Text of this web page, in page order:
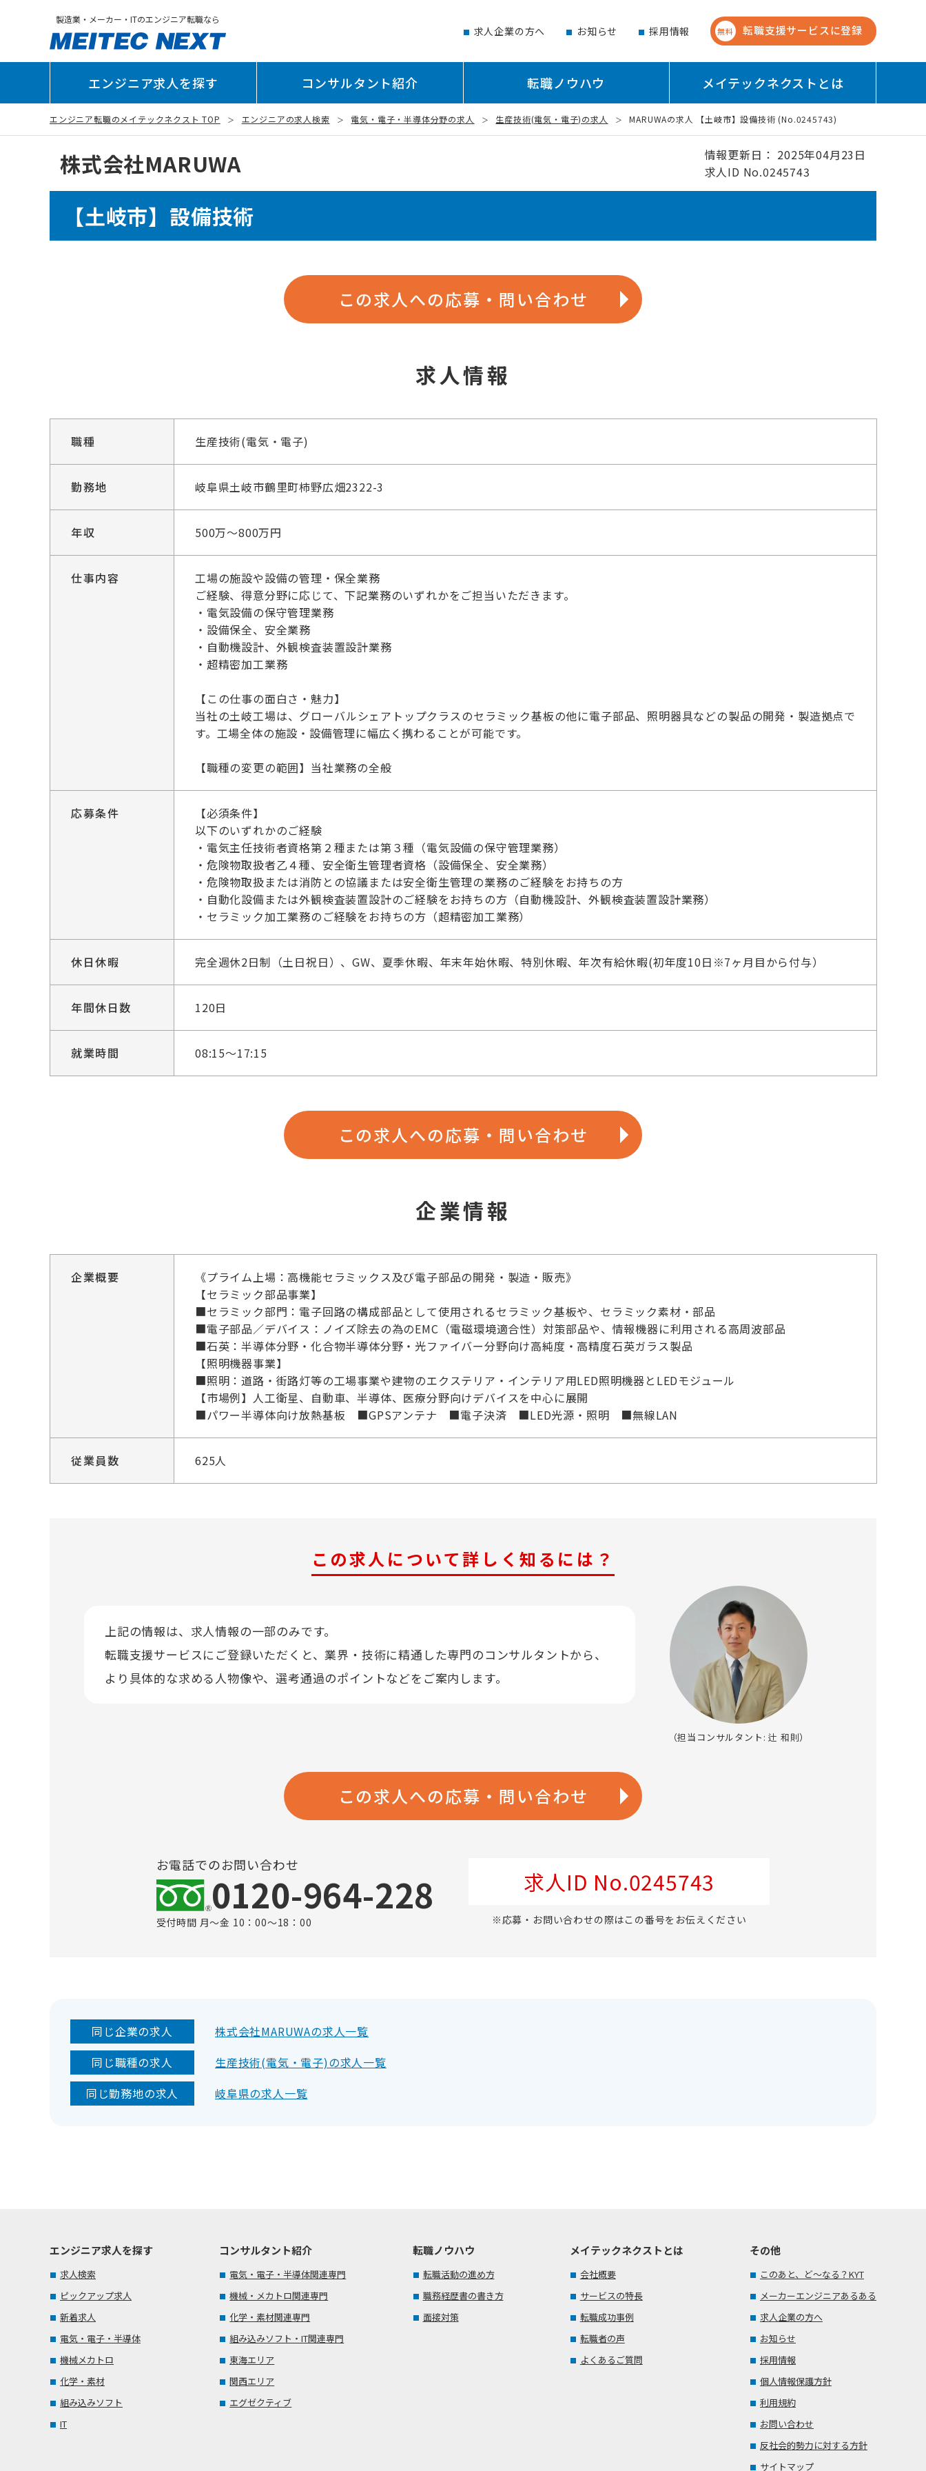
製造業・メーカー・ITのエンジニア転職なら
求人企業の方へ お知らせ 採用情報 無料 転職支援サービスに登録
エンジニア求人を探す コンサルタント紹介 転職ノウハウ メイテックネクストとは
エンジニア転職のメイテックネクスト TOP エンジニアの求人検索 電気・電子・半導体分野の求人 生産技術(電気・電子)の求人 MARUWAの求人 【土岐市】設備技術 (No.0245743)
株式会社MARUWA
情報更新日： 2025年04月23日
求人ID No.0245743
【土岐市】設備技術
この求人への応募・問い合わせ
求人情報
職種 生産技術(電気・電子)
勤務地 岐阜県土岐市鶴里町柿野広畑2322-3
年収 500万～800万円
仕事内容
工場の施設や設備の管理・保全業務
ご経験、得意分野に応じて、下記業務のいずれかをご担当いただきます。
・電気設備の保守管理業務
・設備保全、安全業務
・自動機設計、外観検査装置設計業務
・超精密加工業務
【この仕事の面白さ・魅力】
当社の土岐工場は、グローバルシェアトップクラスのセラミック基板の他に電子部品、照明器具などの製品の開発・製造拠点で
す。工場全体の施設・設備管理に幅広く携わることが可能です。
【職種の変更の範囲】当社業務の全般
応募条件
【必須条件】
以下のいずれかのご経験
・電気主任技術者資格第２種または第３種（電気設備の保守管理業務）
・危険物取扱者乙４種、安全衛生管理者資格（設備保全、安全業務）
・危険物取扱または消防との協議または安全衛生管理の業務のご経験をお持ちの方
・自動化設備または外観検査装置設計のご経験をお持ちの方（自動機設計、外観検査装置設計業務）
・セラミック加工業務のご経験をお持ちの方（超精密加工業務）
休日休暇 完全週休2日制（土日祝日）、GW、夏季休暇、年末年始休暇、特別休暇、年次有給休暇(初年度10日※7ヶ月目から付与）
年間休日数 120日
就業時間 08:15～17:15
この求人への応募・問い合わせ
企業情報
企業概要
《プライム上場：高機能セラミックス及び電子部品の開発・製造・販売》
【セラミック部品事業】
■セラミック部門：電子回路の構成部品として使用されるセラミック基板や、セラミック素材・部品
■電子部品／デバイス：ノイズ除去の為のEMC（電磁環境適合性）対策部品や、情報機器に利用される高周波部品
■石英：半導体分野・化合物半導体分野・光ファイバー分野向け高純度・高精度石英ガラス製品
【照明機器事業】
■照明：道路・街路灯等の工場事業や建物のエクステリア・インテリア用LED照明機器とLEDモジュール
【市場例】人工衛星、自動車、半導体、医療分野向けデバイスを中心に展開
■パワー半導体向け放熱基板 ■GPSアンテナ ■電子決済 ■LED光源・照明 ■無線LAN
従業員数 625人
この求人について詳しく知るには？
上記の情報は、求人情報の一部のみです。
転職支援サービスにご登録いただくと、業界・技術に精通した専門のコンサルタントから、
より具体的な求める人物像や、選考通過のポイントなどをご案内します。
（担当コンサルタント: 辻 和則）
この求人への応募・問い合わせ
お電話でのお問い合わせ
0120-964-228
受付時間 月～金 10：00～18：00
求人ID No.0245743
※応募・お問い合わせの際はこの番号をお伝えください
同じ企業の求人
株式会社MARUWAの求人一覧
同じ職種の求人
生産技術(電気・電子)の求人一覧
同じ勤務地の求人
岐阜県の求人一覧
エンジニア求人を探す
求人検索
ピックアップ求人
新着求人
電気・電子・半導体
機械メカトロ
化学・素材
組み込みソフト
IT
コンサルタント紹介
電気・電子・半導体関連専門
機械・メカトロ関連専門
化学・素材関連専門
組み込みソフト・IT関連専門
東海エリア
関西エリア
エグゼクティブ
転職ノウハウ
転職活動の進め方
職務経歴書の書き方
面接対策
メイテックネクストとは
会社概要
サービスの特長
転職成功事例
転職者の声
よくあるご質問
その他
このあと、ど～なる？KYT
メーカーエンジニアあるある
求人企業の方へ
お知らせ
採用情報
個人情報保護方針
利用規約
お問い合わせ
反社会的勢力に対する方針
サイトマップ